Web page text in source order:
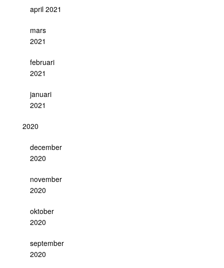
april 2021
mars
2021
februari
2021
januari
2021
2020
december
2020
november
2020
oktober
2020
september
2020